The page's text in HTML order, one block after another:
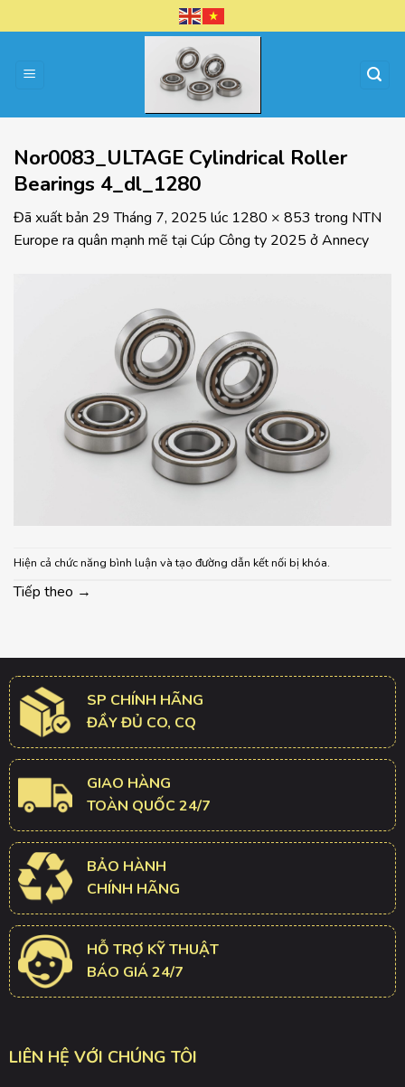
đến
dung
Nor0083_ULTAGE Cylindrical Roller
Bearings 4_dl_1280
Đã xuất bản 29 Tháng 7, 2025 lúc 1280 × 853 trong NTN
Europe ra quân mạnh mẽ tại Cúp Công ty 2025 ở Annecy
Hiện cả chức năng bình luận và tạo đường dẫn kết nối bị khóa.
Tiếp theo →
SP CHÍNH HÃNG
ĐẦY ĐỦ CO, CQ
GIAO HÀNG
TOÀN QUỐC 24/7
BẢO HÀNH
CHÍNH HÃNG
HỖ TRỢ KỸ THUẬT
BÁO GIÁ 24/7
LIÊN HỆ VỚI CHÚNG TÔI